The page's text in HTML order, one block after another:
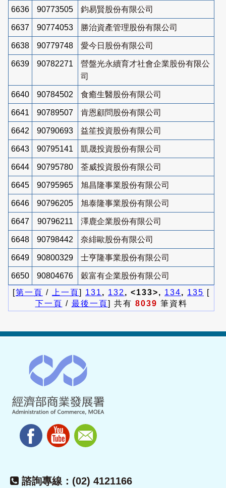
6636 90773505 鈞易賢股份有限公司
6637 90774053 勝治資產管理股份有限公司
6638 90779748 愛今日股份有限公司
6639 90782271
營盤光永續育才社會企業股份有限公
司
6640 90784502 食癒生醫股份有限公司
6641 90789507 肯恩顧問股份有限公司
6642 90790693 益笙投資股份有限公司
6643 90795141 凱晟投資股份有限公司
6644 90795780 荃威投資股份有限公司
6645 90795965 旭昌隆事業股份有限公司
6646 90796205 旭泰隆事業股份有限公司
6647 90796211 澤鹿企業股份有限公司
6648 90798442 奈緋歐股份有限公司
6649 90800329 士亨隆事業股份有限公司
6650 90804676
穀富有企業股份有限公司
[第一頁 / 上一頁] 131 , 132 , <133>, 134, 135 [
下一頁 / 最後一頁] 共有 8039 筆資料
諮詢專線：(02) 4121166